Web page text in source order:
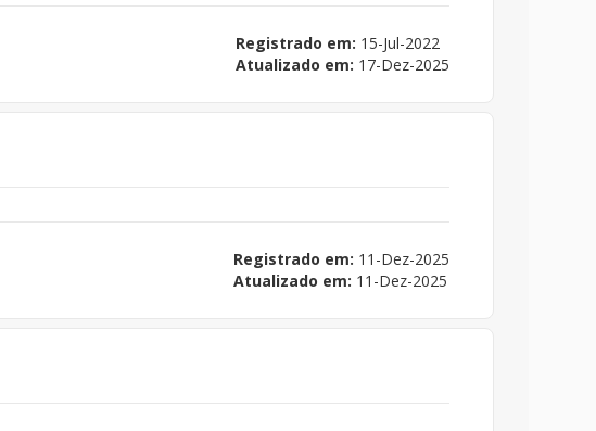
Registrado em: 15-Jul-2022
Atualizado em: 17-Dez-2025
Registrado em: 11-Dez-2025
Atualizado em: 11-Dez-2025